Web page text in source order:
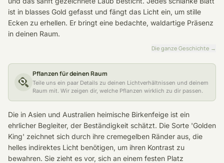
ist in blasses Gold gefasst und fängt das Licht ein, um stille
Ecken zu erhellen. Er bringt eine bedachte, waldartige Präsenz
in deinen Raum.
Die ganze Geschichte →
Pflanzen für deinen Raum
Teile uns ein paar Details zu deinen Lichtverhältnissen und deinem
Raum mit. Wir zeigen dir, welche Pflanzen wirklich zu dir passen.
Die in Asien und Australien heimische Birkenfeige ist ein
ehrlicher Begleiter, der Beständigkeit schätzt. Die Sorte 'Golden
King' zeichnet sich durch ihre cremegelben Ränder aus, die
helles indirektes Licht benötigen, um ihren Kontrast zu
bewahren. Sie zieht es vor, sich an einem festen Platz